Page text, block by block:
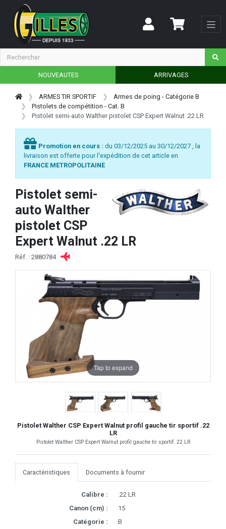
NOUVEAUTES ARRIVAGES
ARMES TIR SPORTIF
Armes de poing - Catégorie B
Pistolets de compétition - Cat. B
Pistolet semi-auto Walther pistolet CSP Expert Walnut .22 LR
Promotion en cours : du 03/12/2025 au 30/12/2027 , la
livraison est offerte pour l'expédition de cet article en
FRANCE METROPOLITAINE
Pistolet semi-
auto Walther
pistolet CSP
Expert Walnut .22 LR
Réf. : 2880784
Tap to expand
Pistolet Walther CSP Expert Walnut profil gauche tir sportif .22
LR
Pistolet Walther CSP Expert Walnut profil gauche tir sportif .22 LR
Caractéristiques Documents à fournir
Calibre :
.22 LR
Canon (cm) :
15
Catégorie :
B